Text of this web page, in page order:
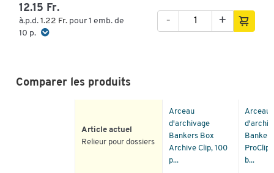
12.15 Fr.
à.p.d. 1.22 Fr. pour 1 emb. de
10 p.
+
-
Comparer les produits
Article actuel
Relieur pour dossiers
Arceau
d'archivage
Bankers Box
Archive Clip, 100
p...
Arceau
b...